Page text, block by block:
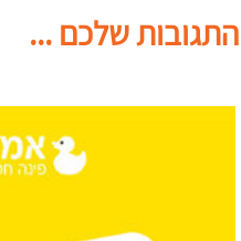
התגובות שלכם ...